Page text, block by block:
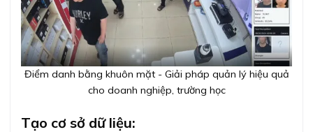
Điểm danh bằng khuôn mặt - Giải pháp quản lý hiệu quả
cho doanh nghiệp, trường học
Tạo cơ sở dữ liệu: